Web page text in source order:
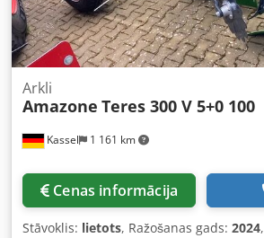
Kassel 1 161 km
Arkli
Amazone Teres 300 V 5+0 100
Cenas informācija
Stāvoklis: lietots, Ražošanas gads: 2024,